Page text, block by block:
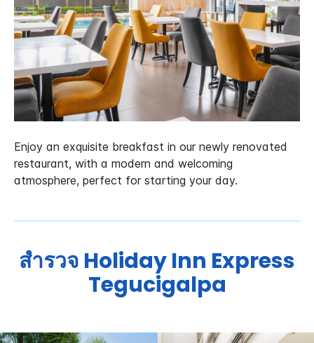
Enjoy an exquisite breakfast in our newly renovated
restaurant, with a modern and welcoming
atmosphere, perfect for starting your day.
สำรวจ Holiday Inn Express
Tegucigalpa